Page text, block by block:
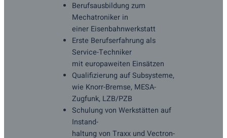
Berufsausbildung zum
Mechatroniker in
einer Eisenbahnwerkstatt
Erste Berufserfahrung als
Service-Techniker
mit europaweiten Einsätzen
Qualifizierung auf Subsysteme,
wie Knorr-Bremse, MESA-
Zugfunk, LZB/PZB
Schulung von Werkstätten auf
Instand-
haltung von Traxx und Vectron-